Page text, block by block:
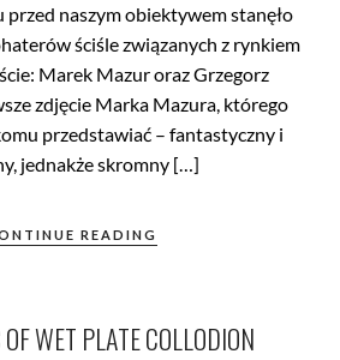
przed naszym obiektywem stanęło
ściśle związanych z rynkiem
Marek Mazur oraz Grzegorz
zdjęcie Marka Mazura, którego
przedstawiać – fantastyczny i
jednakże skromny […]
READING
WET PLATE COLLODION